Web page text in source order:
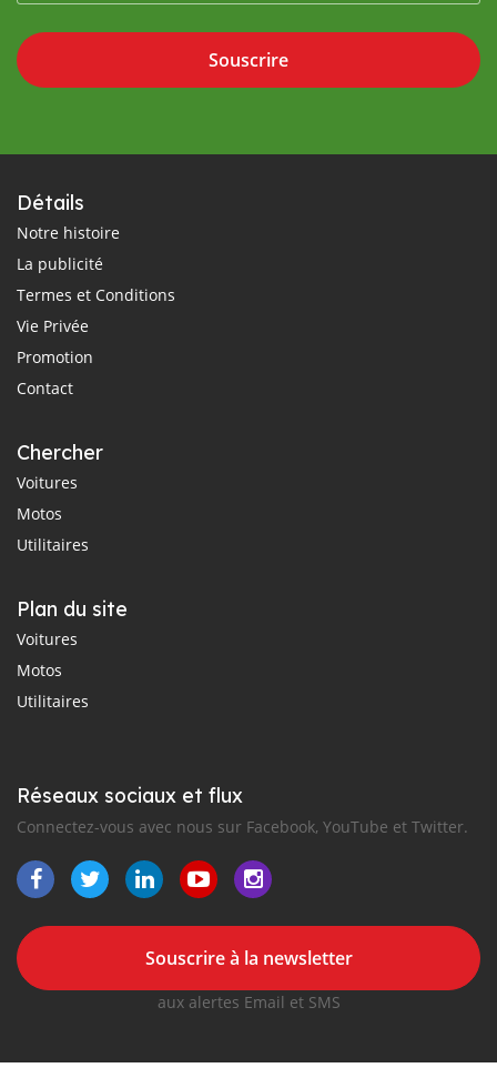
Souscrire
Détails
Notre histoire
La publicité
Termes et Conditions
Vie Privée
Promotion
Contact
Chercher
Voitures
Motos
Utilitaires
Plan du site
Voitures
Motos
Utilitaires
Réseaux sociaux et flux
Connectez-vous avec nous sur Facebook, YouTube et Twitter.
Souscrire à la newsletter
aux alertes Email et SMS